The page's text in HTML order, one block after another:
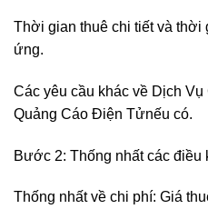
Thời gian thuê chi tiết và thời
ứng.
Các yêu cầu khác về Dịch
Quảng Cáo Điện Tửnếu có.
Bước 2: Thống nhất các điều
Thống nhất về chi phí: Giá